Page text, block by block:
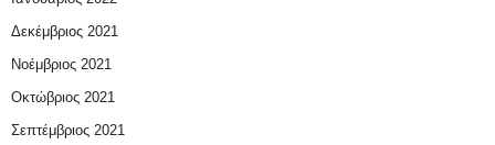
Δεκέμβριος 2021
Νοέμβριος 2021
Οκτώβριος 2021
Σεπτέμβριος 2021